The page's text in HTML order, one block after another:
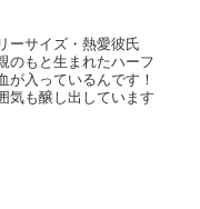
ーサイズ・熱愛彼氏
のもと生まれたハーフ
が入っているんです！
気も醸し出しています